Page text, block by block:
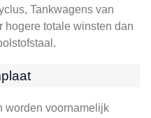
Tankwagens van
totale winsten dan
worden voornamelijk